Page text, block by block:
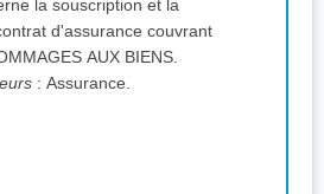
la souscription et la
d'assurance couvrant
AUX BIENS.
: Assurance.